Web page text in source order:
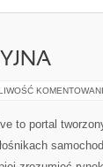
to portal